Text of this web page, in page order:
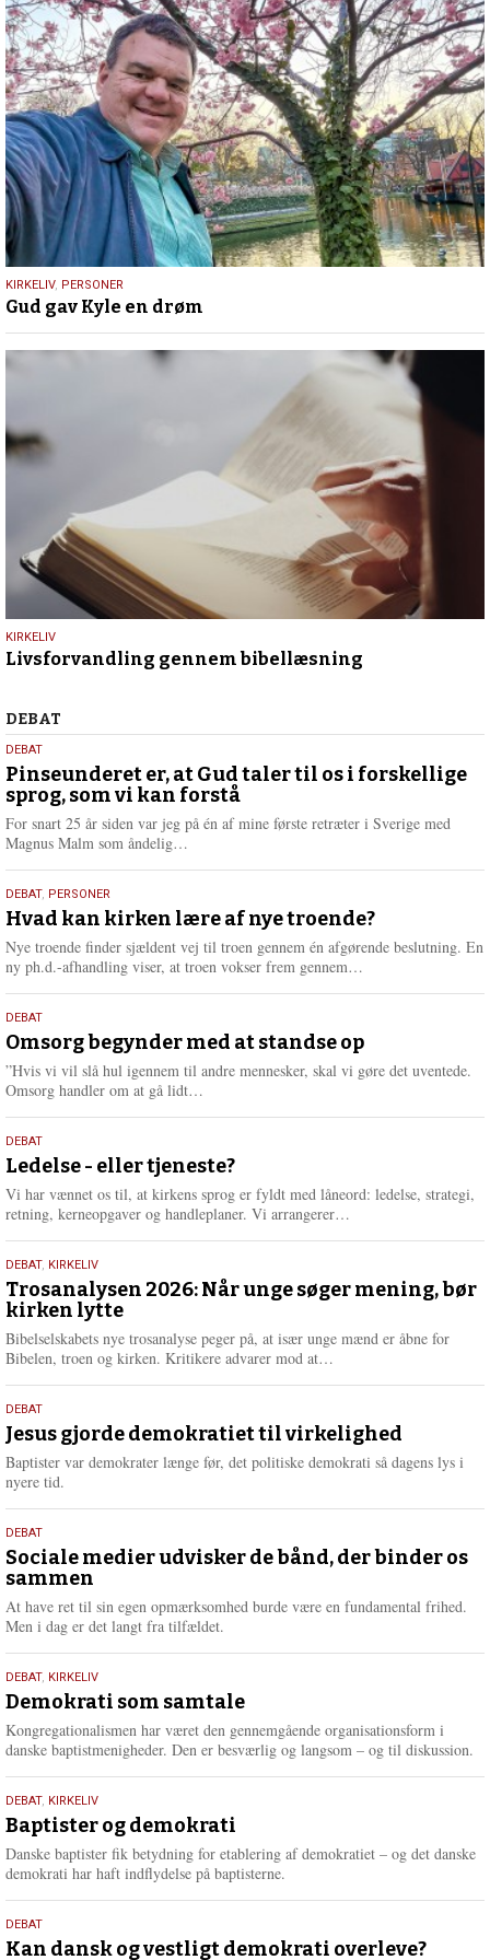
9.
juli
2026
KIRKELIV, PERSONER
Gud gav Kyle en drøm
9.
juli
KIRKELIV
Livsforvandling gennem bibellæsning
Debat
DEBAT
5.
august
2026
DEBAT
Pinseunderet er, at Gud taler til os i forskellige
sprog, som vi kan forstå
For snart 25 år siden var jeg på én af mine første retræter i Sverige med
Magnus Malm som åndelig…
e
r
e
25.
juli
2026
DEBAT, PERSONER
Hvad kan kirken lære af nye troende?
Nye troende finder sjældent vej til troen gennem én afgørende beslutning. En
ny ph.d.-afhandling viser, at troen vokser frem gennem…
e
r
e
9.
juli
2026
DEBAT
Omsorg begynder med at standse op
”Hvis vi vil slå hul igennem til andre mennesker, skal vi gøre det uventede.
Omsorg handler om at gå lidt…
e
r
e
10.
juni
2026
DEBAT
Ledelse - eller tjeneste?
Vi har vænnet os til, at kirkens sprog er fyldt med låneord: ledelse, strategi,
retning, kerneopgaver og handleplaner. Vi arrangerer…
e
2.
juni
2026
DEBAT, KIRKELIV
Trosanalysen 2026: Når unge søger mening, bør
kirken lytte
Bibelselskabets nye trosanalyse peger på, at især unge mænd er åbne for
Bibelen, troen og kirken. Kritikere advarer mod at…
e
r
e
18.
maj
2026
DEBAT
Jesus gjorde demokratiet til virkelighed
Baptister var demokrater længe før, det politiske demokrati så dagens lys i
nyere tid.
18.
maj
2026
DEBAT
Sociale medier udvisker de bånd, der binder os
sammen
At have ret til sin egen opmærksomhed burde være en fundamental frihed.
Men i dag er det langt fra tilfældet.
18.
maj
2026
DEBAT, KIRKELIV
Demokrati som samtale
Kongregationalismen har været den gennemgående organisationsform i
danske baptistmenigheder. Den er besværlig og langsom – og til diskussion.
18.
maj
2026
DEBAT, KIRKELIV
Baptister og demokrati
Danske baptister fik betydning for etablering af demokratiet – og det danske
demokrati har haft indflydelse på baptisterne.
18.
maj
DEBAT
Kan dansk og vestligt demokrati overleve?